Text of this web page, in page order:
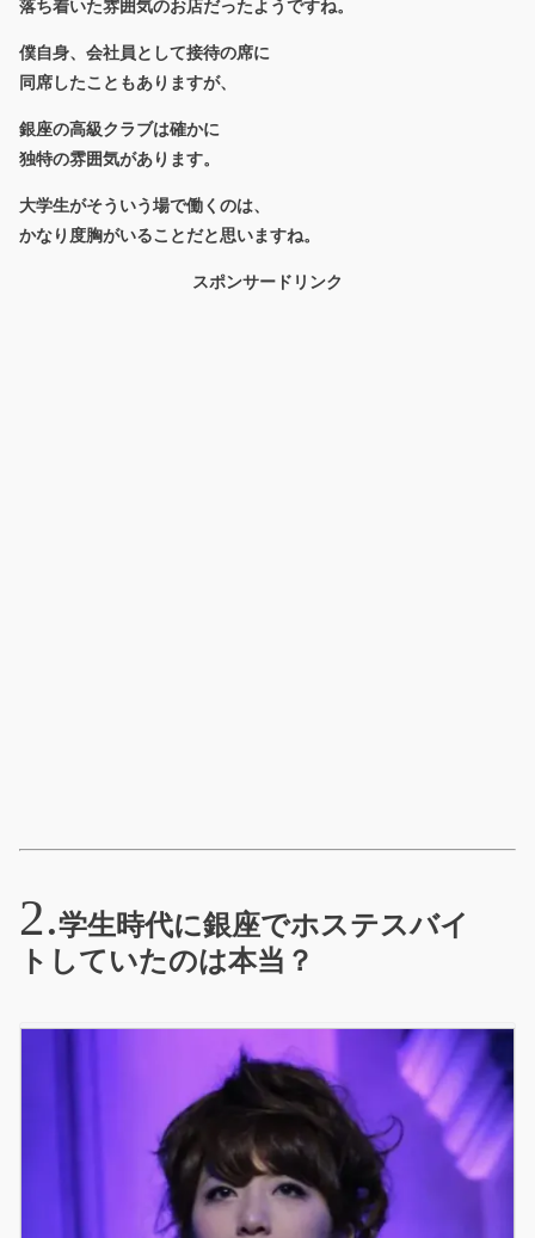
落ち着いた雰囲気のお店だったようですね。
僕自身、会社員として接待の席に
同席したこともありますが、
銀座の高級クラブは確かに
独特の雰囲気があります。
大学生がそういう場で働くのは、
かなり度胸がいることだと思いますね。
スポンサードリンク
学生時代に銀座でホステスバイ
トしていたのは本当？